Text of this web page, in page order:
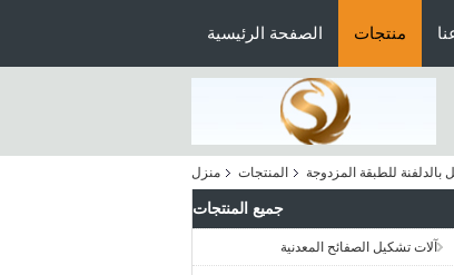
الصفحة الرئيسية منتجات
منزل المنتجات بالدلفنة للطبقة المزدوجة
جميع المنتجات
آلات تشكيل الصفائح المعدنية